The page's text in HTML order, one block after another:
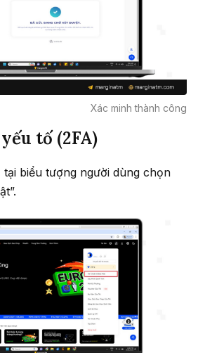
Xác minh thành công
tố (2FA)
tại biểu tượng người dùng chọn